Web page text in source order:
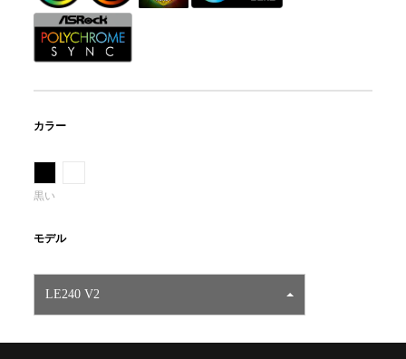
カラー
黒い
モデル
LE240 V2